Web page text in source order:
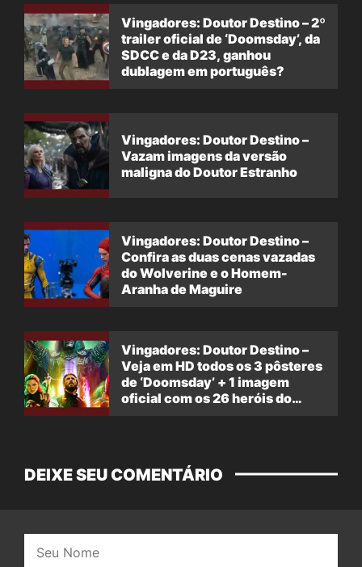
Vingadores: Doutor Destino – 2º
trailer oficial de ‘Doomsday’, da
SDCC e da D23, ganhou
dublagem em português?
Vingadores: Doutor Destino –
Vazam imagens da versão
maligna do Doutor Estranho
Vingadores: Doutor Destino –
Confira as duas cenas vazadas
do Wolverine e o Homem-
Aranha de Maguire
Vingadores: Doutor Destino –
Veja em HD todos os 3 pôsteres
de ‘Doomsday’ + 1 imagem
oficial com os 26 heróis do
DEIXE SEU COMENTÁRIO